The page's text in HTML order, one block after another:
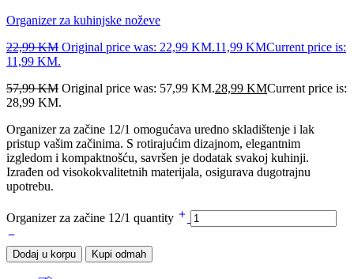
Organizer za kuhinjske noževe
22,99KM Original price was: 22,99 KM.11,99 KMCurrent price is:
11,99 KM.
57,99KM Original price was: 57,99 KM.28,99 KMCurrent price is:
28,99 KM.
Organizer za začine 12/1 omogućava uredno skladištenje i lak
pristup vašim začinima. S rotirajućim dizajnom, elegantnim
izgledom i kompaktnošću, savršen je dodatak svakoj kuhinji.
Izrađen od visokokvalitetnih materijala, osigurava dugotrajnu
upotrebu.
Organizer za začine 12/1 quantity
Dodaj u korpu Kupi odmah